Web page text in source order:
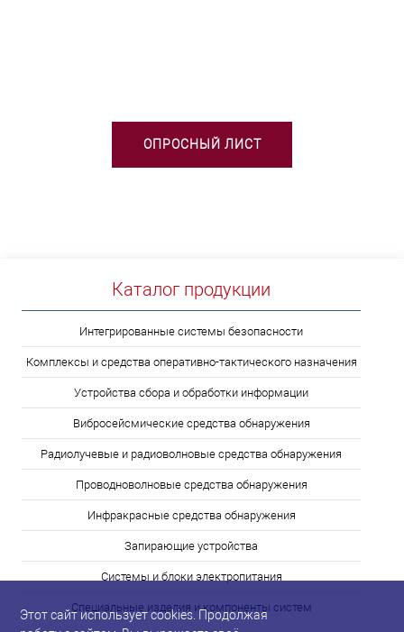
ОПРОСНЫЙ ЛИСТ
Каталог продукции
Интегрированные системы безопасности
Комплексы и средства оперативно-тактического назначения
Устройства сбора и обработки информации
Вибросейсмические средства обнаружения
Радиолучевые и радиоволновые средства обнаружения
Проводноволновые средства обнаружения
Инфракрасные средства обнаружения
Запирающие устройства
Системы и блоки электропитания
Специальные изделия и компоненты систем
Этот сайт использует cookies. Продолжая